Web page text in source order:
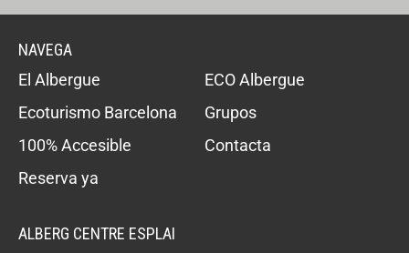
NAVEGA
El Albergue
ECO Albergue
Ecoturismo Barcelona
Grupos
100% Accesible
Contacta
Reserva ya
ALBERG CENTRE ESPLAI